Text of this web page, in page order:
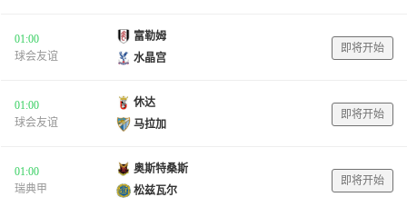
01:00
球会友谊
富勒姆
水晶宫
即将开始
01:00
球会友谊
休达
马拉加
即将开始
01:00
瑞典甲
奥斯特桑斯
松兹瓦尔
即将开始